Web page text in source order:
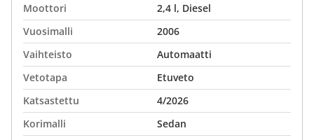
Moottori
2,4 l, Diesel
Vuosimalli
2006
Vaihteisto
Automaatti
Vetotapa
Etuveto
Katsastettu
4/2026
Korimalli
Sedan